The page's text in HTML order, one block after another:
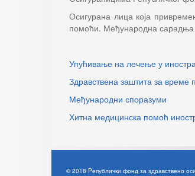
Осигурана лица која
помоћи. Међународна сарадња
Упућивање на лечење у
Здравствена заштита за време
Међународни споразуми
Хитна медицинска помоћ
© 2018 Pепублички фонд за здравствено